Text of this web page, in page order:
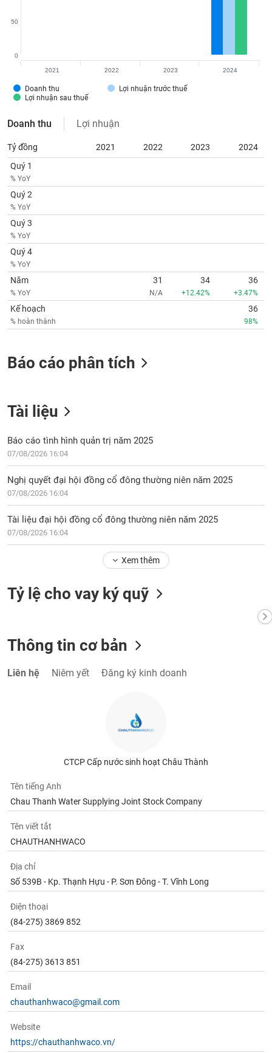
Doanh thu
Lợi nhuận trước thuế
Lợi nhuận sau thuế
0
50
2021 2022 2023 2024
Doanh thu Lợi nhuận
Tỷ đồng 2021 2022 2023
2024
Quý 1
% YoY
Quý 2
% YoY
Quý 3
% YoY
Quý 4
% YoY
Năm
% YoY
31
N/A
34
+12.42%
36
+3.47%
Kế hoạch
% hoàn thành
36
98%
Báo cáo phân tích
Tài liệu
Báo cáo tình hình quản trị năm 2025
07/08/2026 16:04
Nghị quyết đại hội đồng cổ đông thường niên năm 2025
07/08/2026 16:04
Tài liệu đại hội đồng cổ đông thường niên năm 2025
07/08/2026 16:04
Xem thêm
Tỷ lệ cho vay ký quỹ
Thông tin cơ bản
Liên hệ Niêm yết Đăng ký kinh doanh
CTCP Cấp nước sinh hoạt Châu Thành
Tên tiếng Anh
Chau Thanh Water Supplying Joint Stock Company
Tên viết tắt
CHAUTHANHWACO
Địa chỉ
Số 539B - Kp. Thạnh Hựu - P. Sơn Đông - T. Vĩnh Long
Điện thoại
(84-275) 3869 852
Fax
(84-275) 3613 851
Email
chauthanhwaco@gmail.com
Website
https://chauthanhwaco.vn/
BẤT
ĐỘNG
SẢN
Mã
chứng
khoán
(-)
Tất cả
Lãnh
đạo
(-)
Tất cả Cổ đông lớn
tức
(-)
Bài
viết
tác
giả
(-)
Báo
cáo
phân
tích
(-)
(-)
vụ
(-)
chính
Công
cụ
đầu
tư
thông
tài
chính
Dữ
liệu